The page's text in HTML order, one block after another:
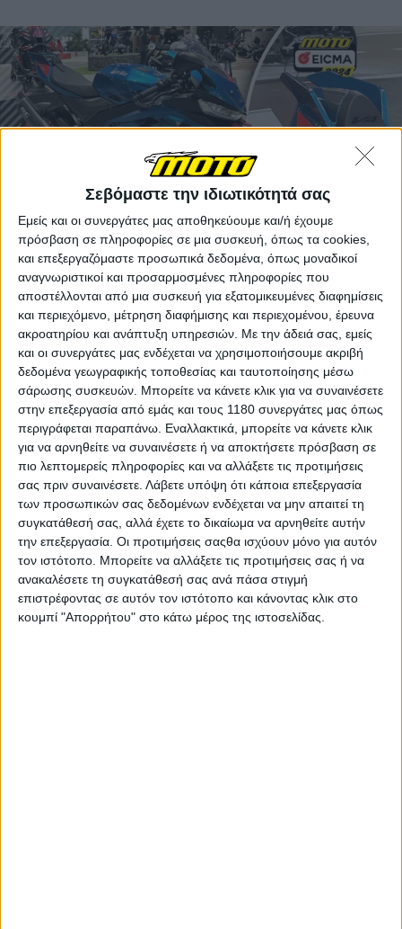
Σεβόμαστε την ιδιωτικότητά σας
Εμείς και οι συνεργάτες μας αποθηκεύουμε και/ή έχουμε
πρόσβαση σε πληροφορίες σε μια συσκευή, όπως τα cookies,
και επεξεργαζόμαστε προσωπικά δεδομένα, όπως μοναδικοί
αναγνωριστικοί και προσαρμοσμένες πληροφορίες που
αποστέλλονται από μια συσκευή για εξατομικευμένες διαφημίσεις
και περιεχόμενο, μέτρηση διαφήμισης και περιεχομένου, έρευνα
ακροατηρίου και ανάπτυξη υπηρεσιών. Με την άδειά σας, εμείς
και οι συνεργάτες μας ενδέχεται να χρησιμοποιήσουμε ακριβή
δεδομένα γεωγραφικής τοποθεσίας και ταυτοποίησης μέσω
σάρωσης συσκευών. Μπορείτε να κάνετε κλικ για να συναινέσετε
στην επεξεργασία από εμάς και τους 1180 συνεργάτες μας όπως
περιγράφεται παραπάνω. Εναλλακτικά, μπορείτε να κάνετε κλικ
για να αρνηθείτε να συναινέσετε ή να αποκτήσετε πρόσβαση σε
πιο λεπτομερείς πληροφορίες και να αλλάξετε τις προτιμήσεις
σας πριν συναινέσετε. Λάβετε υπόψη ότι κάποια επεξεργασία
των προσωπικών σας δεδομένων ενδέχεται να μην απαιτεί τη
συγκατάθεσή σας, αλλά έχετε το δικαίωμα να αρνηθείτε αυτήν
την επεξεργασία. Οι προτιμήσεις σαςθα ισχύουν μόνο για αυτόν
τον ιστότοπο. Μπορείτε να αλλάξετε τις προτιμήσεις σας ή να
ανακαλέσετε τη συγκατάθεσή σας ανά πάσα στιγμή
επιστρέφοντας σε αυτόν τον ιστότοπο και κάνοντας κλικ στο
κουμπί "Απορρήτου" στο κάτω μέρος της ιστοσελίδας.
Η TFT οθόνη οργάνων των 5 ιντσών παραμένει, έχει
όμως βελτιωμένα γραφικά και δείκτη καυσίμου ενώ
νέοι και φωτιζόμενοι είναι οι διακόπτες στο τιμόνι.
Νέα είναι η αλουμινένια τιμονόπλακα, ελαφρύτερη
από πριν, ενώ τα φρένα έχουν αναβαθμιστεί, καθώς
εκεί βρίσκουμε τις νέες δαγκάνες Hypure της Brembo
–πιο ελαφριές κα αποδοτικές από τις προηγούμενες
Stylema.
Οι δυο εκδόσεις μοιράζονται τον ίδιο V4 κινητήρα,
που πλέον πληροί τις Euro 5+ προδιαγραφές όμως
αντί να χάσει επιδόσεις, κέρδισε 3 ίππους,
αποδίδοντας πλέον 220 hp / 13.100 rpm & 12,74 kgm /
10.800 rpm, με την Aprilia να κάνει λόγο για την
ισχυρότερη ομολογκαρισμένη Superbike παραγωγής
-πράγματι στα χαρτιά έτσι είναι καθώς η νέα BMW M
1000 RR αποδίδει 218 hp και η Ducati Panigale V4 του